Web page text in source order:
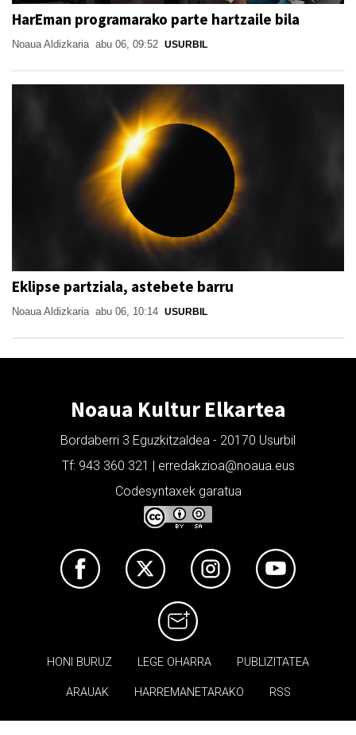
HarEman programarako parte hartzaile bila
Noaua Aldizkaria abu 06, 09:52 USURBIL
Eklipse partziala, astebete barru
Noaua Aldizkaria abu 06, 10:14 USURBIL
Noaua Kultur Elkartea
Bordaberri 3 Eguzkitzaldea - 20170 Usurbil
Tf: 943 360 321 | erredakzioa@noaua.eus
Codesyntaxek garatua
HONI BURUZ LEGE OHARRA PUBLIZITATEA
ARAUAK HARREMANETARAKO RSS